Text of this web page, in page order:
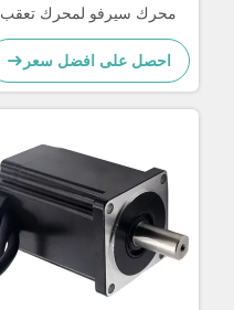
محرك سيرفو لمحرك تعقب
الطاقة الشمسية
احصل على افضل سعر